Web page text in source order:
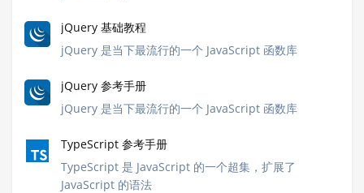
jQuery 基础教程
jQuery 是当下最流行的一个 JavaScript 函数库
jQuery 参考手册
jQuery 是当下最流行的一个 JavaScript 函数库
TypeScript 参考手册
TypeScript 是 JavaScript 的一个超集，扩展了
JavaScript 的语法